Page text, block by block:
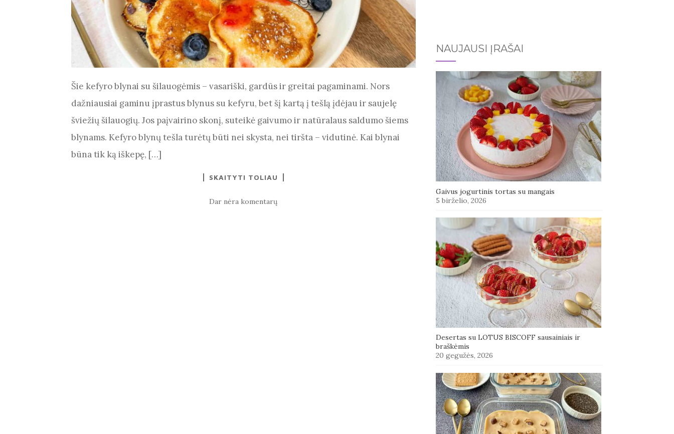
Šie kefyro blynai su šilauogėmis – vasariški, gardūs ir greitai pagaminami. Nors
dažniausiai gaminu įprastus blynus su kefyru, bet šį kartą į tešlą įdėjau ir saujelę
šviežių šilauogių. Jos paįvairino skonį, suteikė gaivumo ir natūralaus saldumo šiems
blynams. Kefyro blynų tešla turėtų būti nei skysta, nei tiršta – vidutinė. Kai blynai
būna tik ką iškepę, […]
SKAITYTI TOLIAU
Dar nėra komentarų
NAUJAUSI ĮRAŠAI
Gaivus jogurtinis tortas su mangais
5 birželio, 2026
Desertas su LOTUS BISCOFF sausainiais ir
braškėmis
20 gegužės, 2026